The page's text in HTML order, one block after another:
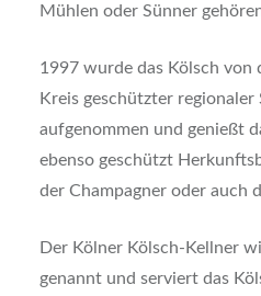
Mühlen oder Sünner
1997 wurde das Kölsch von
Kreis geschützter regionaler
aufgenommen und genießt
ebenso geschützt
der Champagner oder auch
Der Kölner Kölsch-Kellner
genannt und serviert das